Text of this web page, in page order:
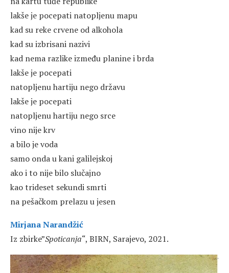
lakše je pocepati natopljenu mapu
kad su reke crvene od alkohola
kad su izbrisani nazivi
kad nema razlike između planine i brda
lakše je pocepati
natopljenu hartiju nego državu
lakše je pocepati
natopljenu hartiju nego srce
vino nije krv
a bilo je voda
samo onda u kani galilejskoj
ako i to nije bilo slučajno
kao trideset sekundi smrti
na pešačkom prelazu u jesen
Mirjana Narandžić
Iz zbirke”Spoticanja“, BIRN, Sarajevo, 2021.